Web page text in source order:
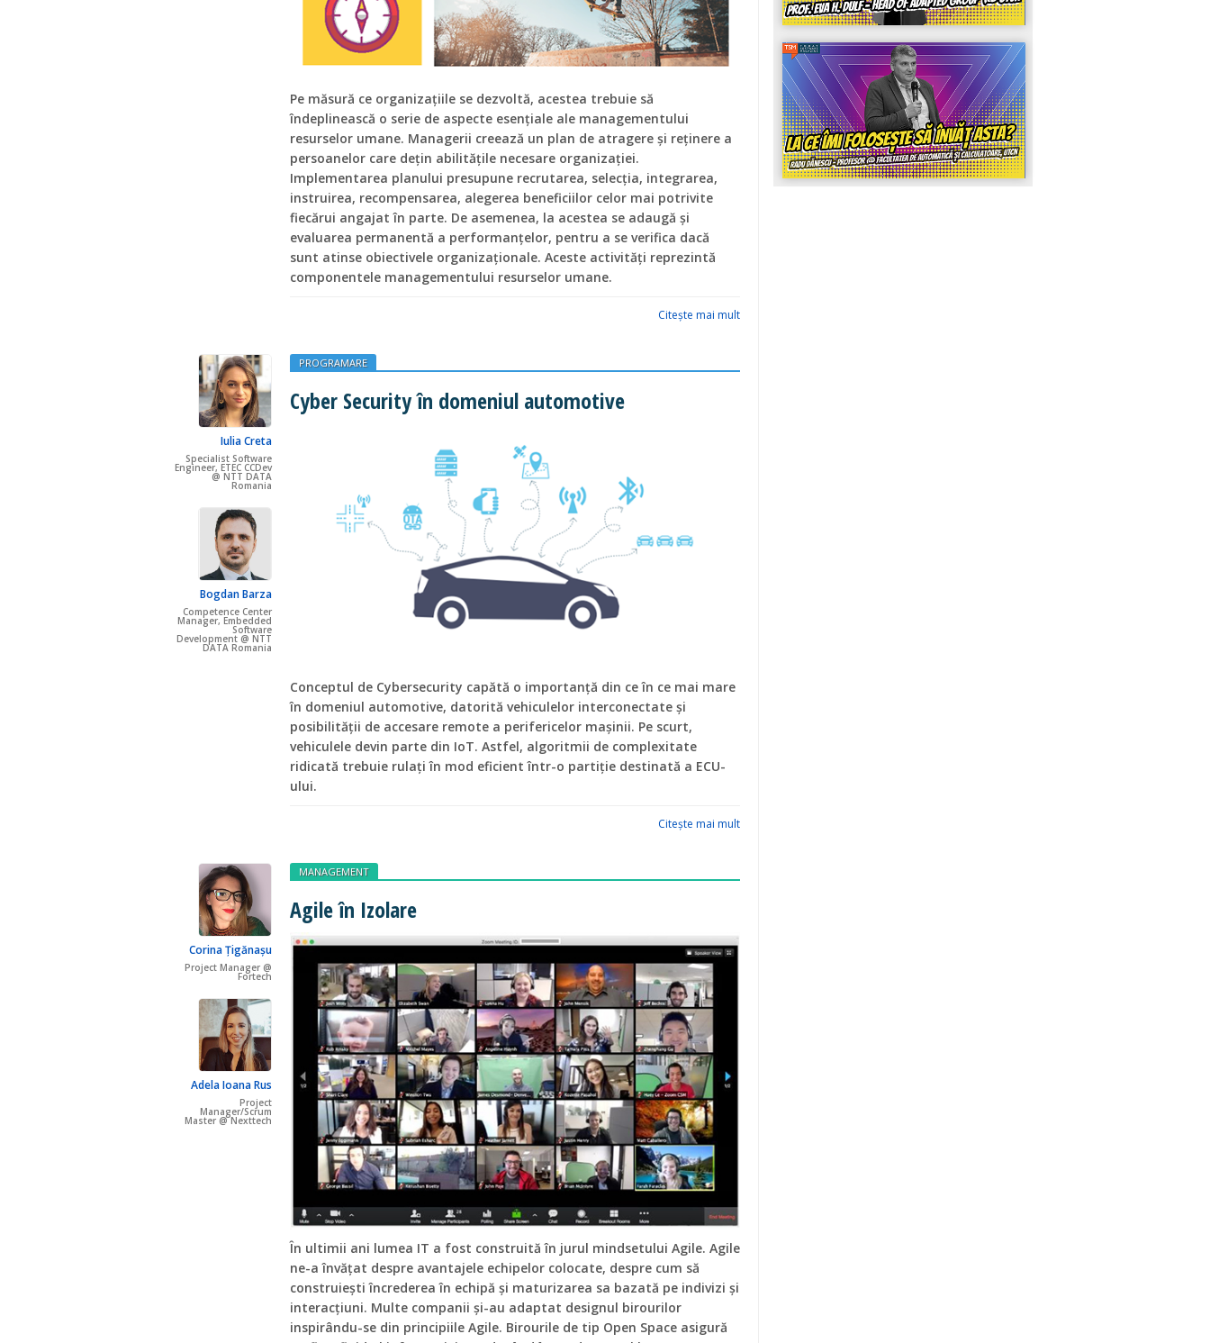
Pe măsură ce organizațiile se dezvoltă, acestea trebuie să
îndeplinească o serie de aspecte esențiale ale managementului
resurselor umane. Managerii creează un plan de atragere și reținere a
persoanelor care dețin abilitățile necesare organizației.
Implementarea planului presupune recrutarea, selecția, integrarea,
instruirea, recompensarea, alegerea beneficiilor celor mai potrivite
fiecărui angajat în parte. De asemenea, la acestea se adaugă și
evaluarea permanentă a performanțelor, pentru a se verifica dacă
sunt atinse obiectivele organizaționale. Aceste activități reprezintă
componentele managementului resurselor umane.
Citeşte mai mult
Iulia Creta
Specialist Software
Engineer, ETEC CCDev
@ NTT DATA
Romania
Bogdan Barza
Competence Center
Manager, Embedded
Software
Development @ NTT
DATA Romania
PROGRAMARE
Cyber Security în domeniul automotive
Conceptul de Cybersecurity capătă o importanţă din ce în ce mai mare
în domeniul automotive, datorită vehiculelor interconectate şi
posibilităţii de accesare remote a perifericelor maşinii. Pe scurt,
vehiculele devin parte din IoT. Astfel, algoritmii de complexitate
ridicată trebuie rulaţi în mod eficient într-o partiţie destinată a ECU-
ului.
Citeşte mai mult
Corina Țigănașu
Project Manager @
Fortech
Adela Ioana Rus
Project
Manager/Scrum
Master @ Nexttech
MANAGEMENT
Agile în Izolare
În ultimii ani lumea IT a fost construită în jurul mindsetului Agile. Agile
ne-a învățat despre avantajele echipelor colocate, despre cum să
construiești încrederea în echipă și maturizarea sa bazată pe indivizi și
interacțiuni. Multe companii și-au adaptat designul birourilor
inspirându-se din principiile Agile. Birourile de tip Open Space asigură